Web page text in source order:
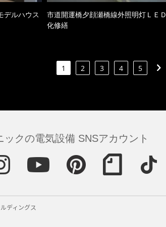
ルハウス
市道開運橋夕顔瀬橋線外照明灯ＬＥＤ
化修繕
1 2 3 4 5
ックの電気設備 SNSアカウント
ディングス